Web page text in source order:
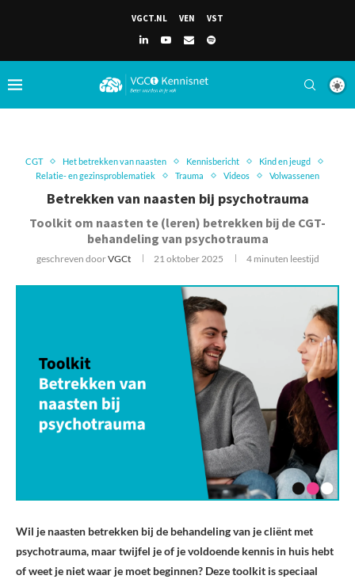
VGCT.NL VEN VST
CGT Het betrekken van naasten Kennisbericht
Kind en jeugd
Relatie- en gezinsproblematiek
Trauma Videos Volwassenen
Betrekken van naasten bij psychotrauma
Toolkit om naasten te (leren) betrekken bij de CGT-
behandeling van psychotrauma
geschreven doorVGCt 21 oktober 2025 4 minuten leestijd
Wil je naasten betrekken bij de behandeling van je cliënt met
psychotrauma, maar twijfel je of je voldoende kennis in huis hebt
of weet je niet waar je moet beginnen? Deze toolkit is speciaal